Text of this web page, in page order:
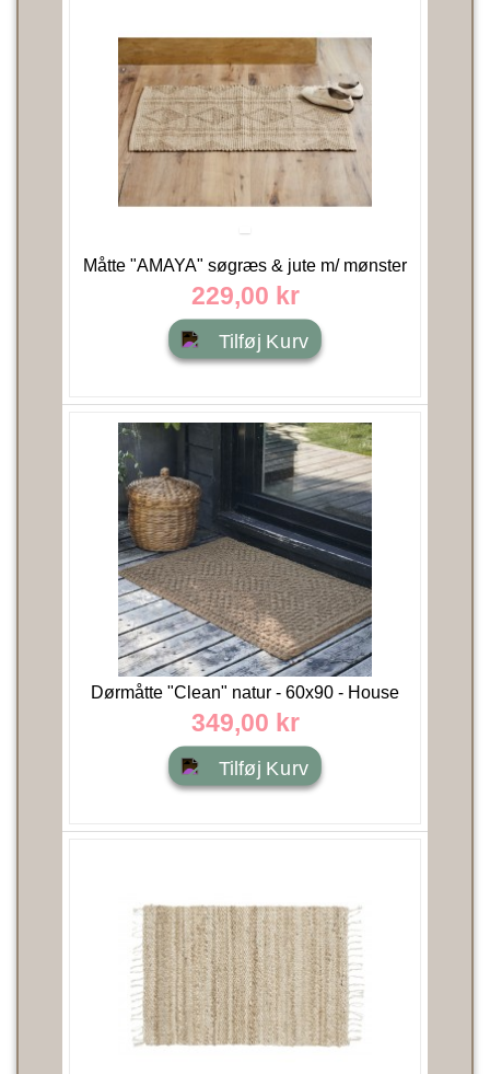
Måtte "AMAYA" søgræs & jute m/ mønster
- 60x90 - Nordal
229,00 kr
Tilføj Kurv
Dørmåtte "Clean" natur - 60x90 - House
Doctor
349,00 kr
Tilføj Kurv